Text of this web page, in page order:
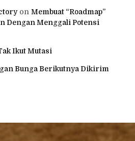
on Membuat “Roadmap”
Dengan Menggali Potensi
Ikut Mutasi
Bunga Berikutnya Dikirim